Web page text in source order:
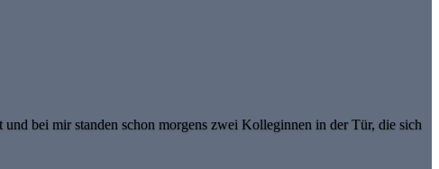
bei mir standen schon morgens zwei Kolleginnen in der Tür, die sich